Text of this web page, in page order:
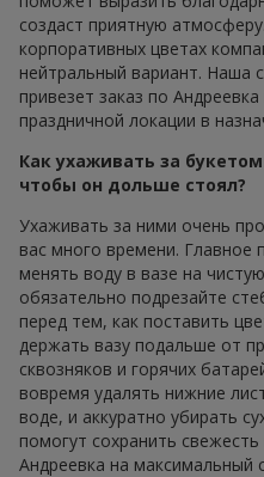
создаст приятную
корпоративных цветах
нейтральный вариант. Наша
привезет заказ по
праздничной локации в
Как ухаживать за
чтобы он дольше стоял?
Ухаживать за ними очень
вас много времени.
менять воду в вазе на
обязательно подрезайте
перед тем, как поставить
держать вазу подальше от
сквозняков и горячих
вовремя удалять нижние
воде, и аккуратно убирать
помогут сохранить
Андреевка на максимальный